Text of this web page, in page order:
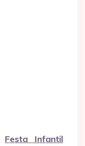
Festa Infantil